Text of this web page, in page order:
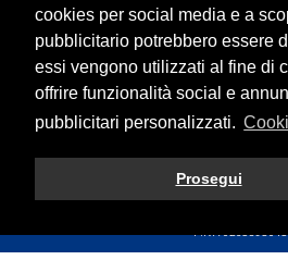
cookies per social media e a
pubblicitario potrebbero essere
essi vengono utilizzati al fine di
offrire funzionalità social e
pubblicitari personalizzati.
Prosegui
Ho letto la privacy policy del sito e
dati personali per ricevere
© 2026 Volvo Motorsclub S.r.l.
P.IVA